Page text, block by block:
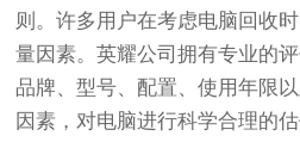
则。许多用户在考虑电脑回收
量因素。英耀公司拥有专业的
品牌、型号、配置、使用年限
因素，对电脑进行科学合理的